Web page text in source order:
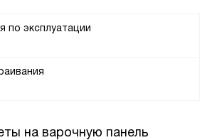
по эксплуатации
на варочную панель